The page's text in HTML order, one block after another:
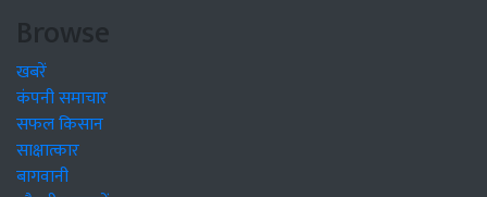
Browse
खबरें
कंपनी समाचार
सफल किसान
साक्षात्कार
बागवानी